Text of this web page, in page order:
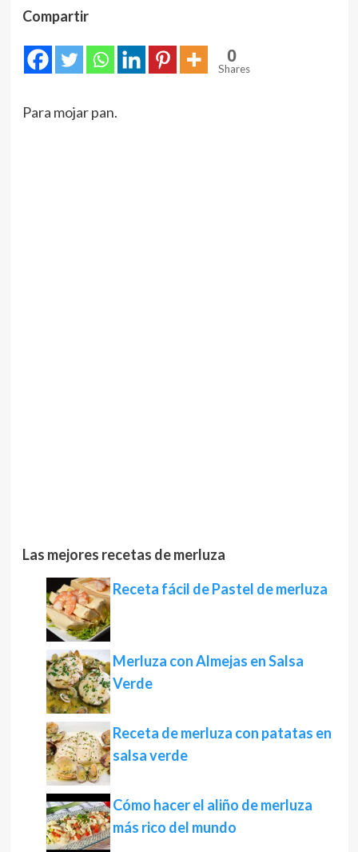
Compartir
0
Shares
Para mojar pan.
Las mejores recetas de merluza
Receta fácil de Pastel de merluza
Merluza con Almejas en Salsa
Verde
Receta de merluza con patatas en
salsa verde
Cómo hacer el aliño de merluza
más rico del mundo